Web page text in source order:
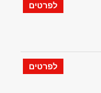
לפרטים
לפרטים